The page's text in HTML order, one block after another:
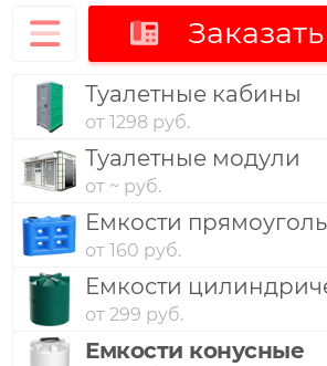
Туалетные кабины
от 1298 руб.
Туалетные модули
от ~ руб.
Емкости
от 160 руб.
Емкости
от 299 руб.
Емкости конусные